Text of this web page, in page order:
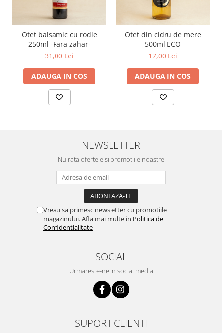
Otet balsamic cu rodie
250ml -Fara zahar-
31,00 Lei
ADAUGA IN COS
Otet din cidru de mere
500ml ECO
17,00 Lei
ADAUGA IN COS
NEWSLETTER
Nu rata ofertele si promotiile noastre
Vreau sa primesc newsletter cu promotiile
magazinului. Afla mai multe in Politica de
Confidentialitate
SOCIAL
Urmareste-ne in social media
SUPORT CLIENTI